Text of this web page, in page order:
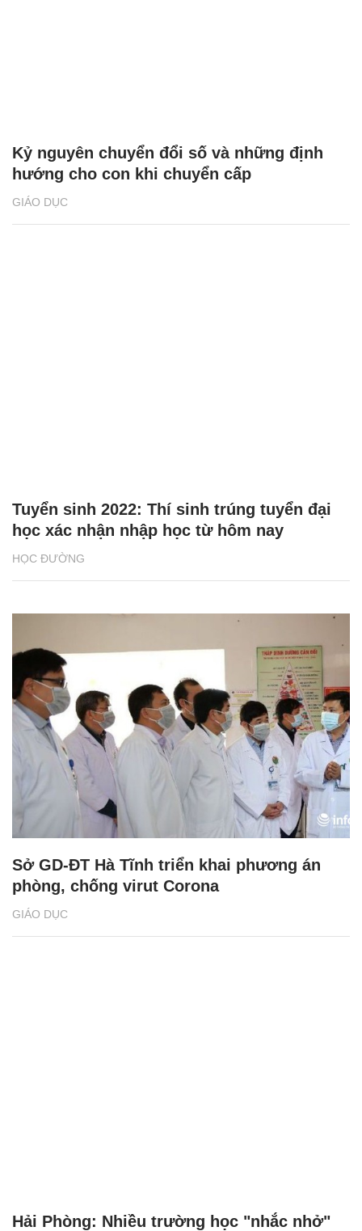
GIÁO DỤC
Kỷ nguyên chuyển đổi số và những định
hướng cho con khi chuyển cấp
HỌC ĐƯỜNG
Tuyển sinh 2022: Thí sinh trúng tuyển đại
học xác nhận nhập học từ hôm nay
GIÁO DỤC
Sở GD-ĐT Hà Tĩnh triển khai phương án
phòng, chống virut Corona
Hải Phòng: Nhiều trường học "nhắc nhở"